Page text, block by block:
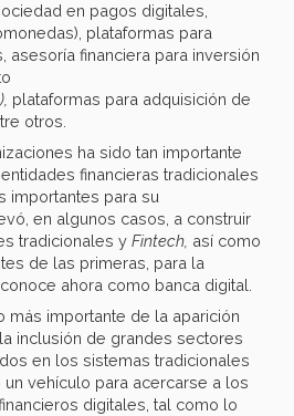
en pagos digitales,
plataformas para
asesoría financiera para inversión
plataformas para adquisición de
otros.
ha sido tan importante
financieras tradicionales
importantes para su
en algunos casos, a construir
tradicionales y Fintech, así como
de las primeras, para la
ahora como banca digital.
más importante de la aparición
inclusión de grandes sectores
en los sistemas tradicionales
vehículo para acercarse a los
digitales, tal como lo